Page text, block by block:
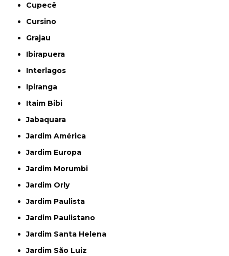
Cupecê
Cursino
Grajau
Ibirapuera
Interlagos
Ipiranga
Itaim Bibi
Jabaquara
Jardim América
Jardim Europa
Jardim Morumbi
Jardim Orly
Jardim Paulista
Jardim Paulistano
Jardim Santa Helena
Jardim São Luiz